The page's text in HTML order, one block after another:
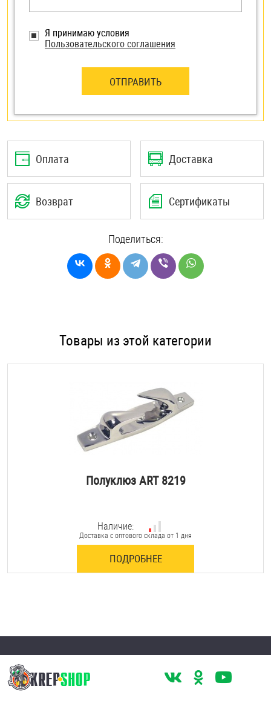
Я принимаю условия
Пользовательского соглашения
ОТПРАВИТЬ
Оплата Доставка
Возврат Сертификаты
Поделиться:
Товары из этой категории
Полуклюз ART 8219
Наличие:
Доставка с оптового склада от 1 дня
ПОДРОБНЕЕ